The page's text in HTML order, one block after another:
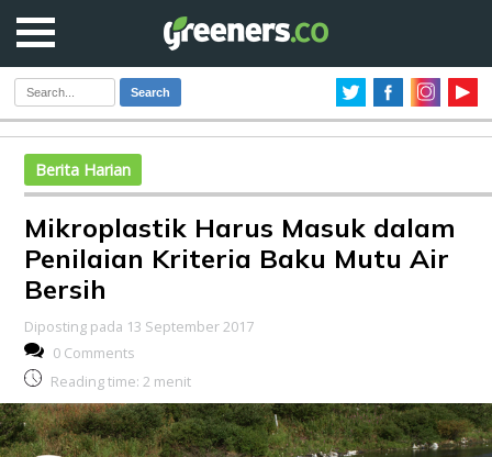
Search
Berita Harian
Mikroplastik Harus Masuk dalam
Penilaian Kriteria Baku Mutu Air
Bersih
Diposting pada 13 September 2017
0 Comments
Reading time: 2 menit